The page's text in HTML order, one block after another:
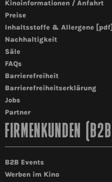
Kinoinformationen / Anfahrt
Preise
Inhaltsstoffe & Allergene [pdf]
Nachhaltigkeit
Säle
FAQs
Barrierefreiheit
Barrierefreiheitserklärung
Jobs
Partner
FIRMENKUNDEN (B2B)
B2B Events
Werben im Kino